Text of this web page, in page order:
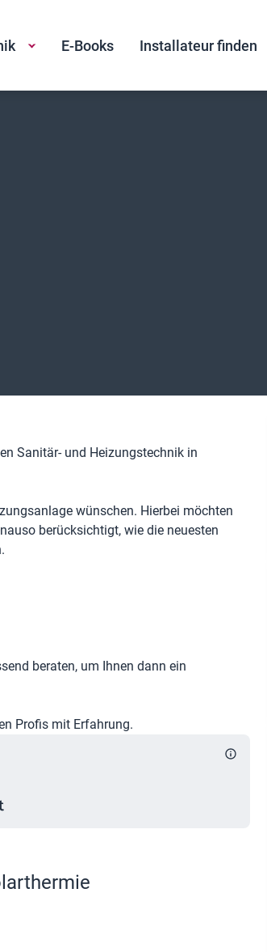
E-Books Installateur finden
Sanitär- und Heizungstechnik in
wünschen. Hierbei möchten
berücksichtigt, wie die neuesten
beraten, um Ihnen dann ein
Profis mit Erfahrung.